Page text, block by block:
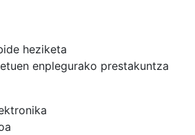
heziketa
enplegurako prestakuntza